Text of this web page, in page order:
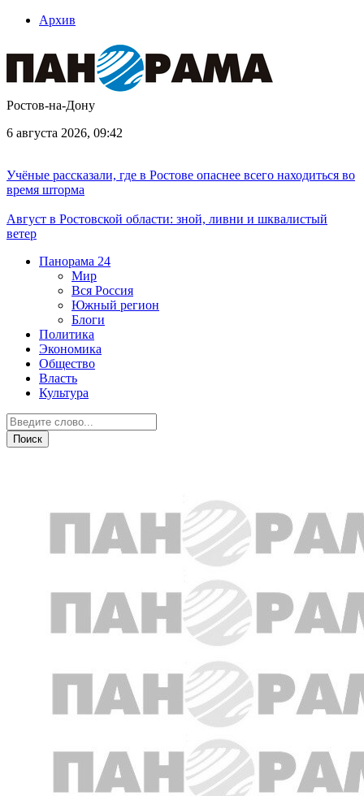
Архив
Ростов-на-Дону
6 августа 2026, 09:42
Учёные рассказали, где в Ростове опаснее всего находиться во
время шторма
Август в Ростовской области: зной, ливни и шквалистый
ветер
Панорама 24
Мир
Вся Россия
Южный регион
Блоги
Политика
Экономика
Общество
Власть
Культура